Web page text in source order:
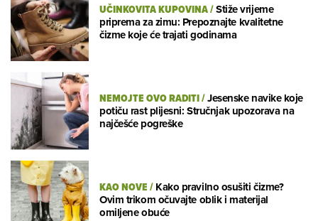
UČINKOVITA KUPOVINA/Stiže vrijeme
priprema za zimu: Prepoznajte kvalitetne
čizme koje će trajati godinama
NEMOJTE OVO RADITI/Jesenske navike koje
potiču rast plijesni: Stručnjak upozorava na
najčešće pogreške
KAO NOVE/Kako pravilno osušiti čizme?
Ovim trikom očuvajte oblik i materijal
omiljene obuće